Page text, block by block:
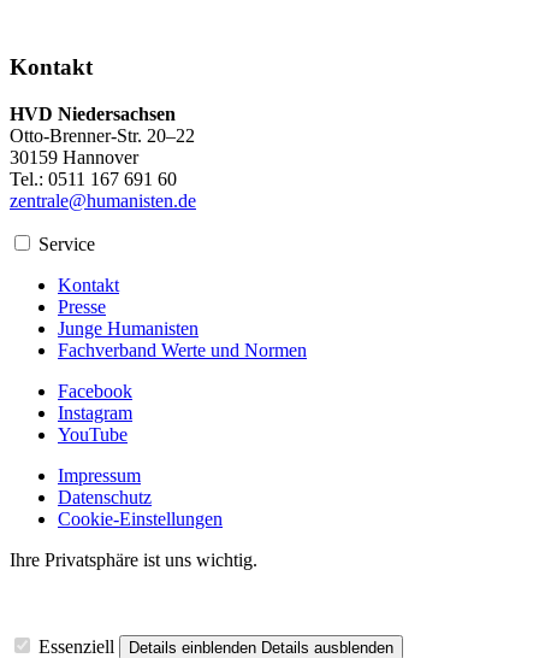
Kontakt
HVD Niedersachsen
Otto-Brenner-Str. 20–22
30159 Hannover
Tel.: 0511 167 691 60
zentrale@humanisten.de
Service
Kontakt
Presse
Junge Humanisten
Fachverband Werte und Normen
Facebook
Instagram
YouTube
Impressum
Datenschutz
Cookie-Einstellungen
Ihre Privatsphäre ist uns wichtig.
Essenziell Details einblenden Details ausblenden